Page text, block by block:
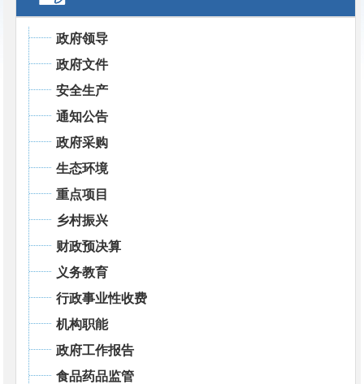
政府领导
政府文件
安全生产
通知公告
政府采购
生态环境
重点项目
乡村振兴
财政预决算
义务教育
行政事业性收费
机构职能
政府工作报告
食品药品监管